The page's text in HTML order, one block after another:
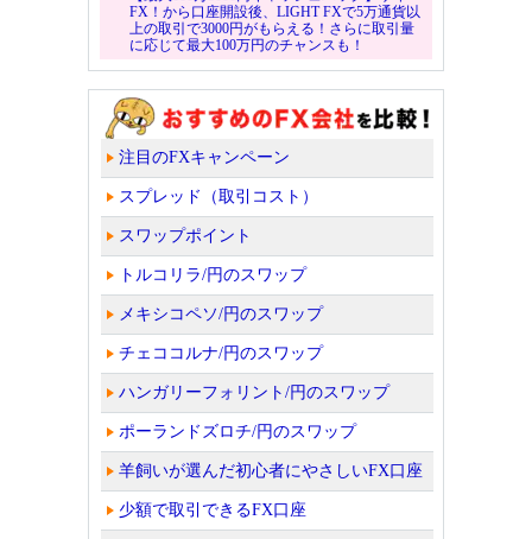
FX！から口座開設後、LIGHT FXで5万通貨以
上の取引で3000円がもらえる！さらに取引量
に応じて最大100万円のチャンスも！
注目のFXキャンペーン
スプレッド（取引コスト）
スワップポイント
トルコリラ/円のスワップ
メキシコペソ/円のスワップ
チェココルナ/円のスワップ
ハンガリーフォリント/円のスワップ
ポーランドズロチ/円のスワップ
羊飼いが選んだ初心者にやさしいFX口座
少額で取引できるFX口座